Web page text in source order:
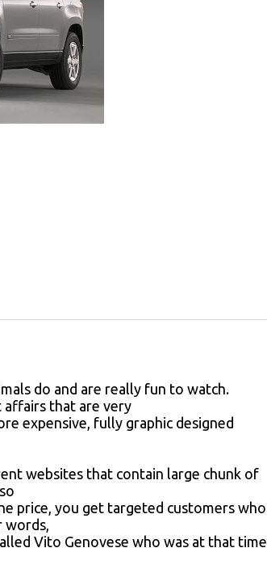
do and are really fun to watch.
affairs that are very
expensive, fully graphic designed
websites that contain large chunk of
price, you get targeted customers who
words,
Vito Genovese who was at that time